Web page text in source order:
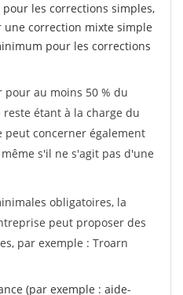
les corrections simples,
correction mixte simple
pour les corrections
au moins 50 % du
étant à la charge du
peut concerner également
s'il ne s'agit pas d'une
obligatoires, la
peut proposer des
par exemple : Troarn
(par exemple : aide-